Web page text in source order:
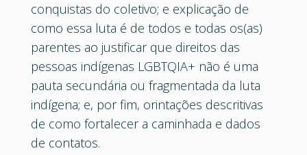
conquistas do coletivo; e explicação de
como essa luta é de todos e todas os(as)
parentes ao justificar que direitos das
pessoas indígenas LGBTQIA+ não é uma
pauta secundária ou fragmentada da luta
indígena; e, por fim, orintações descritivas
de como fortalecer a caminhada e dados
de contatos.